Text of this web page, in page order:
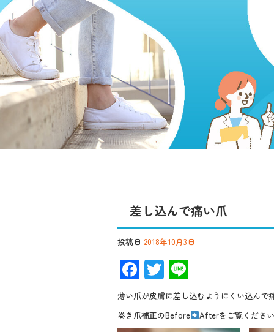
差し込んで痛い爪
投稿日 2018年10月3日
F
ac
e
T
wi
tt
n
e
薄い爪が皮膚に差し込むようにくい込んで
巻き爪補正のBefore
Afterをご覧ください